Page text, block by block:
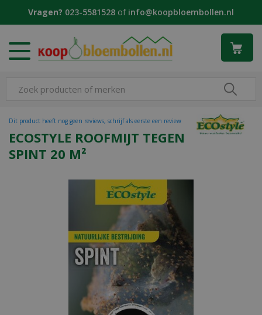
Vragen? 023-5581528 of info@koopbloembollen.nl
ECOSTYLE ROOFMIJT TEGEN
SPINT 20 M²
Dit product heeft nog geen reviews, schrijf als eerste een review